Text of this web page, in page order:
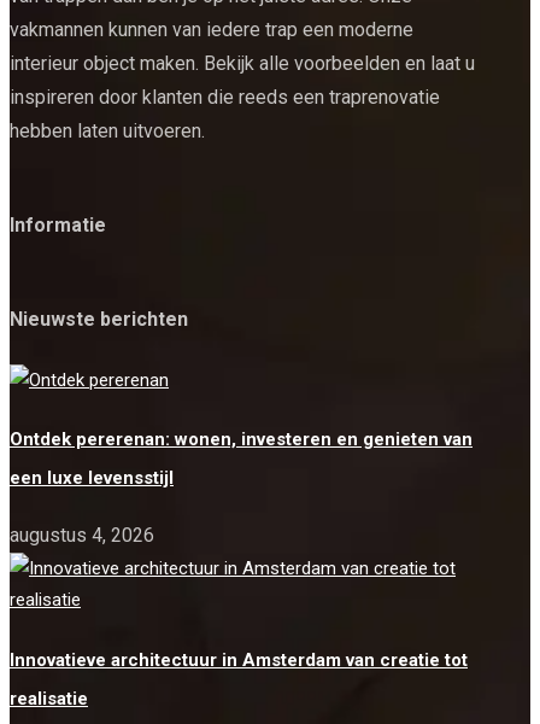
vakmannen kunnen van iedere trap een moderne
interieur object maken. Bekijk alle voorbeelden en laat u
inspireren door klanten die reeds een traprenovatie
hebben laten uitvoeren.
Informatie
Nieuwste berichten
Ontdek pererenan: wonen, investeren en genieten van
een luxe levensstijl
augustus 4, 2026
Innovatieve architectuur in Amsterdam van creatie tot
realisatie